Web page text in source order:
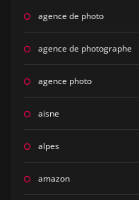
agence de photo
agence de photographe
agence photo
aisne
alpes
amazon